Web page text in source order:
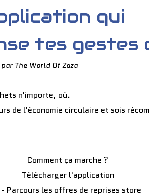
qui
tes gestes
par The World Of Zaza
n'importe, où.
de l'économie circulaire et sois
Comment ça marche ?
Télécharger l'application
- Parcours les offres de reprises store